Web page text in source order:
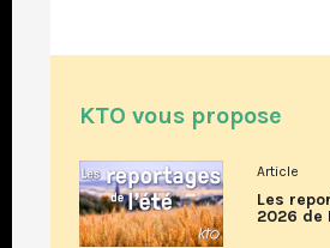
KTO vous propose
Article
Les
2026 de